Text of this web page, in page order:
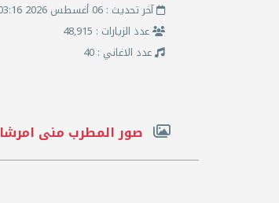
آخر تحديث : 06 أغسطس 2026 03:16 ص
عدد الزيارات : 48,915
عدد الاغاني : 40
صور المطرب منى امرشا